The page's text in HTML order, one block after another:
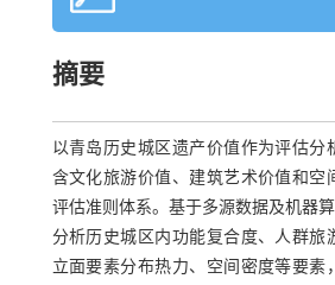
摘要
以青岛历史城区遗产价值作为评估分
含文化旅游价值、建筑艺术价值和空
评估准则体系。基于多源数据及机器
分析历史城区内功能复合度、人群旅
立面要素分布热力、空间密度等要素